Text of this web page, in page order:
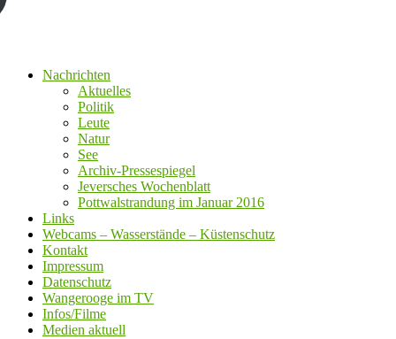
Nachrichten
Aktuelles
Politik
Leute
Natur
See
Archiv-Pressespiegel
Jeversches Wochenblatt
Pottwalstrandung im Januar 2016
Links
Webcams – Wasserstände – Küstenschutz
Kontakt
Impressum
Datenschutz
Wangerooge im TV
Infos/Filme
Medien aktuell